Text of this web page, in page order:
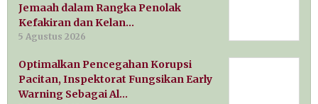
Jemaah dalam Rangka Penolak
Kefakiran dan Kelan…
5 Agustus 2026
Optimalkan Pencegahan Korupsi
Pacitan, Inspektorat Fungsikan Early
Warning Sebagai Al…